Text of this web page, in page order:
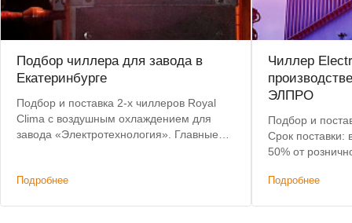
Подбор чиллера для завода в
Екатеринбурге
Подбор и поставка 2-х чиллеров Royal
Clima с воздушным охлаждением для
завода «Электротехнология». Главные
Подробнее
Чиллер
ЭЛПРО
Подбор и
Срок поставки:
50% от
Подробнее